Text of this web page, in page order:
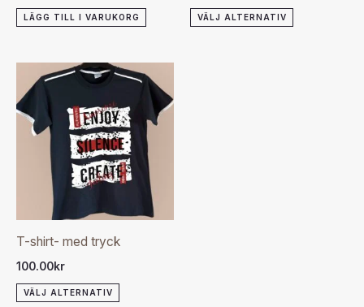
LÄGG TILL I VARUKORG VÄLJ ALTERNATIV
väljas
T-shirt- med tryck
100.00kr
VÄLJ ALTERNATIV
Den
produkten
har
flera
varianter.
väljas